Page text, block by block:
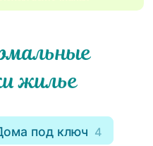
жилье
под ключ 4